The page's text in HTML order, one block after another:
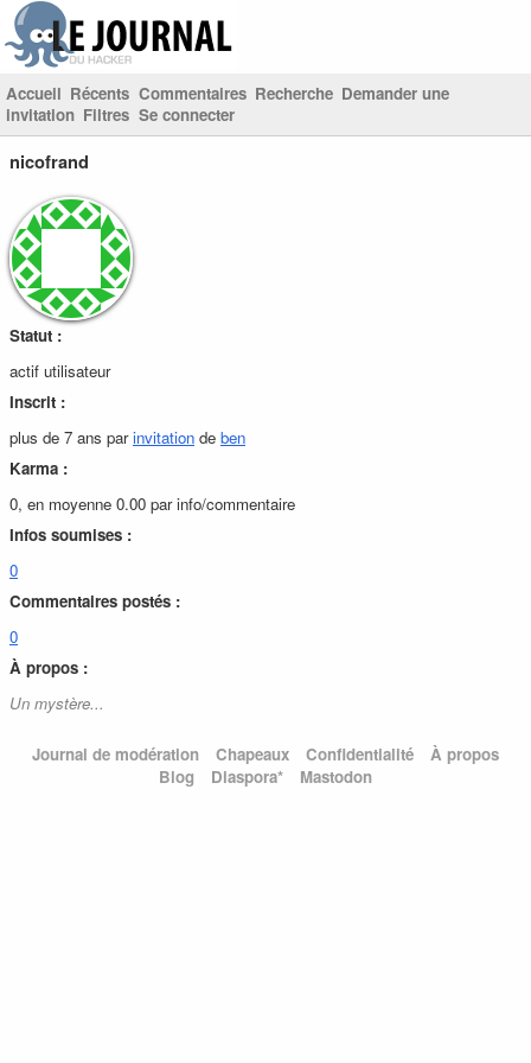
Accueil Récents Commentaires Recherche Demander une
invitation Filtres Se connecter
nicofrand
Statut :
actif utilisateur
Inscrit :
plus de 7 ans parinvitation de ben
Karma :
0, en moyenne 0.00 par info/commentaire
Infos soumises :
0
Commentaires postés :
0
À propos :
Un mystère...
Journal de modération Chapeaux Confidentialité
À propos
Blog
Diaspora* Mastodon